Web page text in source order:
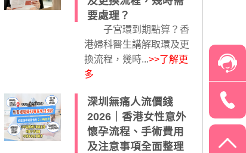
要處理？
子宮環到期點算？香
港婦科醫生講解取環及更
換流程，幾時...>>了解更
多
深圳無痛人流價錢
2026｜香港女性意外
懷孕流程、手術費用
及注意事項全面整理